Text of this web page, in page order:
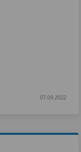
07.09.2022